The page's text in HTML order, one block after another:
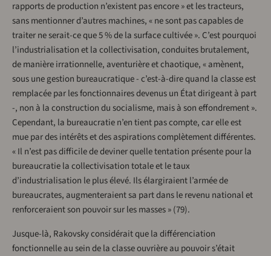
rapports de production n’existent pas encore » et les tracteurs,
sans mentionner d’autres machines, « ne sont pas capables de
traiter ne serait-ce que 5 % de la surface cultivée ». C’est pourquoi
l’industrialisation et la collectivisation, conduites brutalement,
de manière irrationnelle, aventurière et chaotique, « amènent,
sous une gestion bureaucratique - c’est-à-dire quand la classe est
remplacée par les fonctionnaires devenus un État dirigeant à part
-, non à la construction du socialisme, mais à son effondrement ».
Cependant, la bureaucratie n’en tient pas compte, car elle est
mue par des intérêts et des aspirations complètement différentes.
« Il n’est pas difficile de deviner quelle tentation présente pour la
bureaucratie la collectivisation totale et le taux
d’industrialisation le plus élevé. Ils élargiraient l’armée de
bureaucrates, augmenteraient sa part dans le revenu national et
renforceraient son pouvoir sur les masses » (79).
Jusque-là, Rakovsky considérait que la différenciation
fonctionnelle au sein de la classe ouvrière au pouvoir s’était